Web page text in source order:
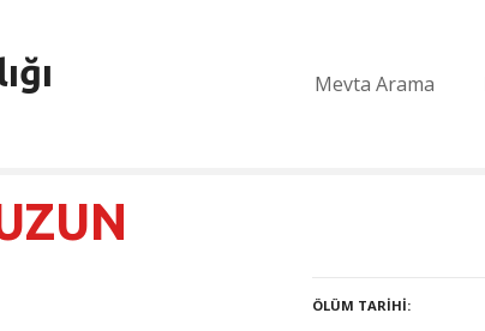
Mevta Arama
ÖLÜM TARIHI